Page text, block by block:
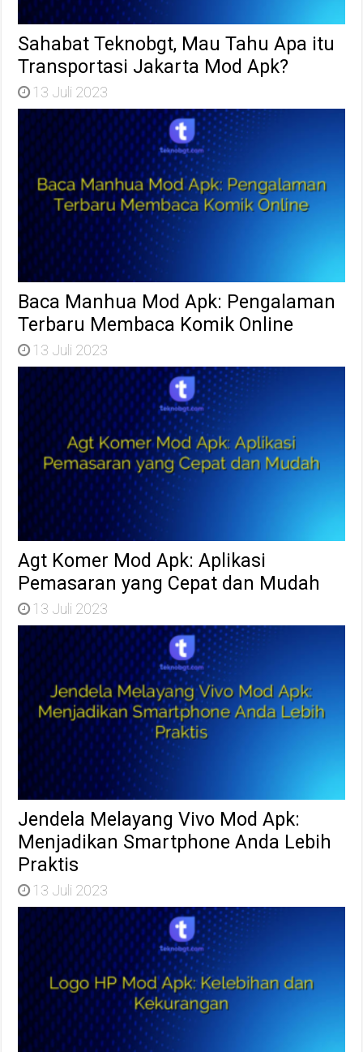
Sahabat Teknobgt, Mau Tahu Apa itu
Transportasi Jakarta Mod Apk?
13 Juli 2023
Baca Manhua Mod Apk: Pengalaman
Terbaru Membaca Komik Online
13 Juli 2023
Agt Komer Mod Apk: Aplikasi
Pemasaran yang Cepat dan Mudah
13 Juli 2023
Jendela Melayang Vivo Mod Apk:
Menjadikan Smartphone Anda Lebih
Praktis
13 Juli 2023